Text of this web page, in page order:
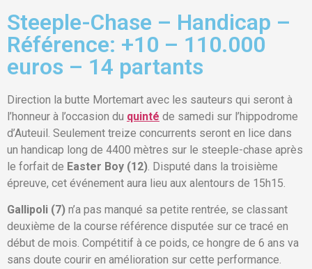
Steeple-Chase – Handicap –
Référence: +10 – 110.000
euros – 14 partants
Direction la butte Mortemart avec les sauteurs qui seront à
l’honneur à l’occasion du quinté de samedi sur l’hippodrome
d’Auteuil. Seulement treize concurrents seront en lice dans
un handicap long de 4400 mètres sur le steeple-chase après
le forfait de Easter Boy (12) . Disputé dans la troisième
épreuve, cet événement aura lieu aux alentours de 15h15.
Gallipoli (7) n’a pas manqué sa petite rentrée, se classant
deuxième de la course référence disputée sur ce tracé en
début de mois. Compétitif à ce poids, ce hongre de 6 ans va
sans doute courir en amélioration sur cette performance.